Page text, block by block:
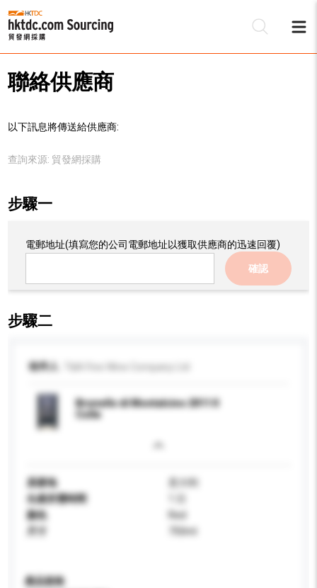
聯絡供應商
以下訊息將傳送給供應商:
查詢來源: 貿發網採購
步驟一
電郵地址(填寫您的公司電郵地址以獲取供應商的迅速回覆)
確認
步驟二
收件人
Brunello di Montalcino 2011 Il
Colle
原產地
意大利
生產所需時間
顏色
Red
750ml
產品規格